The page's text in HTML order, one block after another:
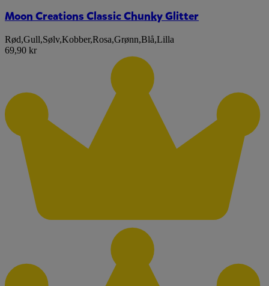
Moon Creations Classic Chunky Glitter
Rød,Gull,Sølv,Kobber,Rosa,Grønn,Blå,Lilla
69,90 kr